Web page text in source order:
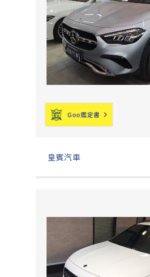
Goo鑑定書
皇賓汽車